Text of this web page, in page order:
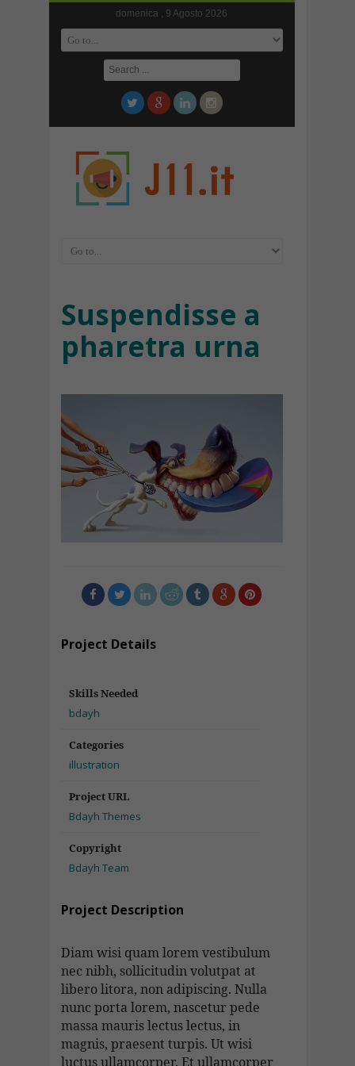
domenica , 9 Agosto 2026
Suspendisse a
pharetra urna
Project Details
Skills Needed
bdayh
Categories
illustration
Project URL
Bdayh Themes
Copyright
Bdayh Team
Project Description
Diam wisi quam lorem vestibulum
nec nibh, sollicitudin volutpat at
libero litora, non adipiscing. Nulla
nunc porta lorem, nascetur pede
massa mauris lectus lectus, in
magnis, praesent turpis. Ut wisi
luctus ullamcorper. Et ullamcorper